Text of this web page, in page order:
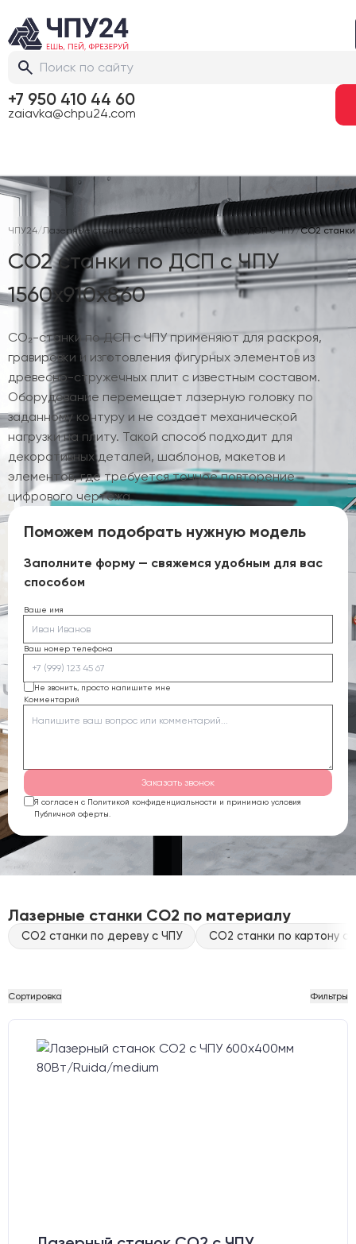
+7 950 410 44 60
zaiavka@chpu24.com
ЧПУ24/Лазерные станки CO2 с ЧПУ CO2 станки по ДСП с ЧПУ/CO2
CO2 станки по ДСП с ЧПУ
1560х910х860
CO₂-станки по ДСП с ЧПУ применяют для раскроя,
гравировки и изготовления фигурных элементов из
древесно-стружечных плит с известным составом.
Оборудование перемещает лазерную головку по
заданному контуру и не создает механической
нагрузки на плиту. Такой способ подходит для
декоративных деталей, шаблонов, макетов и
элементов, где требуется точное повторение
цифрового чертежа.
Поможем подобрать нужную модель
Заполните форму — свяжемся удобным для вас
способом
Ваше имя
Ваш номер телефона
Не звонить, просто напишите мне
Комментарий
Заказать звонок
Я согласен с Политикой конфиденциальности и принимаю условия
Публичной оферты.
Лазерные станки CO2 по материалу
CO2 станки по дереву с ЧПУ CO2 станки по картону с
Сортировка Фильтры